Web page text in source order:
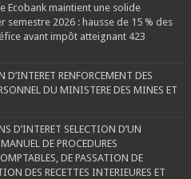
Ecobank maintient une solide
2026 : hausse de 15 % des
avant impôt atteignant 423
RENFORCEMENT DES
DU MINISTERE DES MINES ET
D’INTERET SELECTION D’UN
DE PROCEDURES
DE PASSATION DE
DES RECETTES INTERIEURES ET